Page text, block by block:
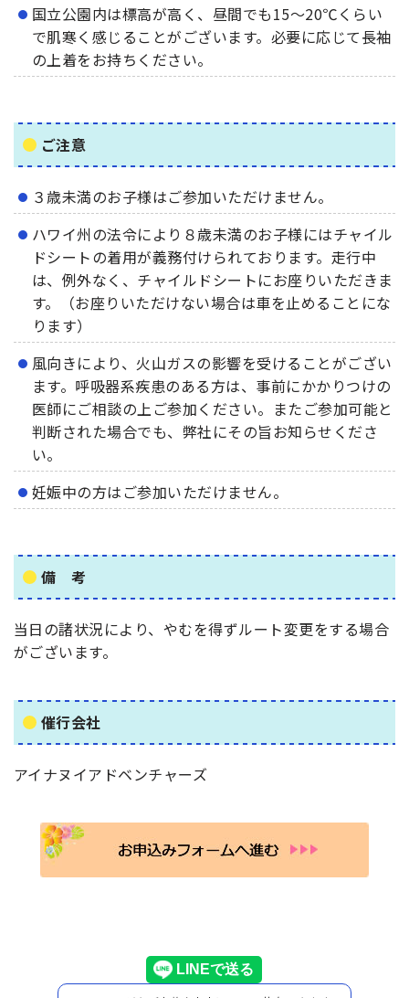
国立公園内は標高が高く、昼間でも15～20℃くらい
で肌寒く感じることがございます。必要に応じて長袖
の上着をお持ちください。
ご注意
３歳未満のお子様はご参加いただけません。
ハワイ州の法令により８歳未満のお子様にはチャイル
ドシートの着用が義務付けられております。走行中
は、例外なく、チャイルドシートにお座りいただきま
す。（お座りいただけない場合は車を止めることにな
ります）
風向きにより、火山ガスの影響を受けることがござい
ます。呼吸器系疾患のある方は、事前にかかりつけの
医師にご相談の上ご参加ください。またご参加可能と
判断された場合でも、弊社にその旨お知らせくださ
い。
妊娠中の方はご参加いただけません。
備 考
当日の諸状況により、やむを得ずルート変更をする場合
がございます。
催行会社
アイナヌイアドベンチャーズ